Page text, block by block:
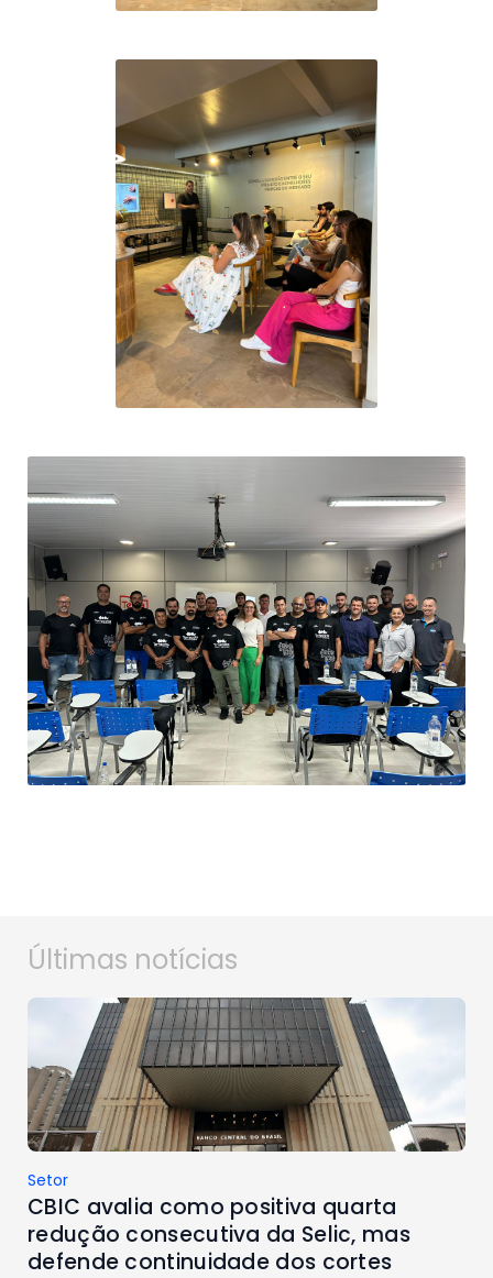
Últimas notícias
Setor
CBIC avalia como positiva quarta
redução consecutiva da Selic, mas
defende continuidade dos cortes